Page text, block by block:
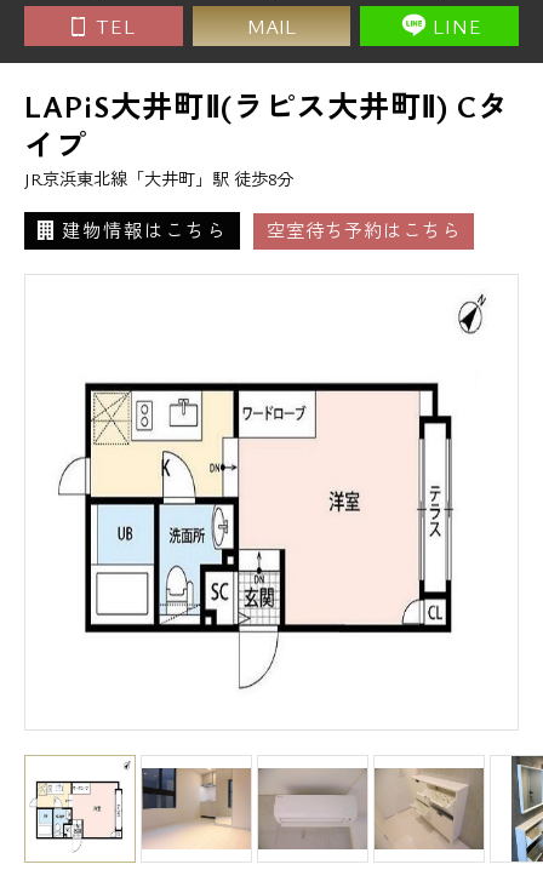
TEL MAIL LINE
LAPiS大井町Ⅱ(ラピス大井町Ⅱ) Cタ
イプ
JR京浜東北線「大井町」駅 徒歩8分
建物情報はこちら 空室待ち予約はこちら